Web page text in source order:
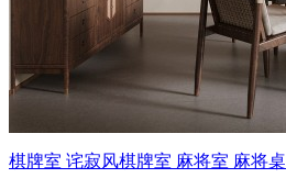
棋牌室 诧寂风棋牌室 麻将室 麻将桌